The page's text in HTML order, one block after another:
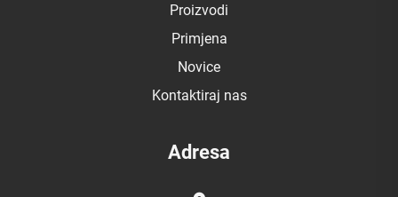
Proizvodi
Primjena
Novice
Kontaktiraj nas
Adresa